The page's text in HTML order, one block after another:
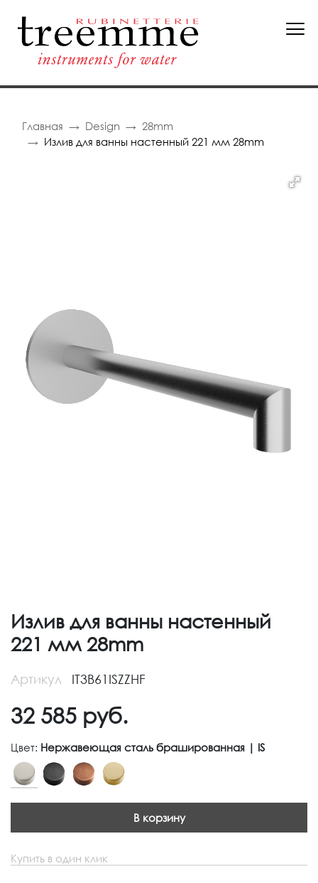
Главная Design
28mm
Излив для ванны настенный 221 мм 28mm
Излив для ванны настенный
221 мм 28mm
Артикул IT3B61ISZZHF
32 585 руб.
Цвет: Нержавеющая сталь брашированная | IS
В корзину
Купить в один клик